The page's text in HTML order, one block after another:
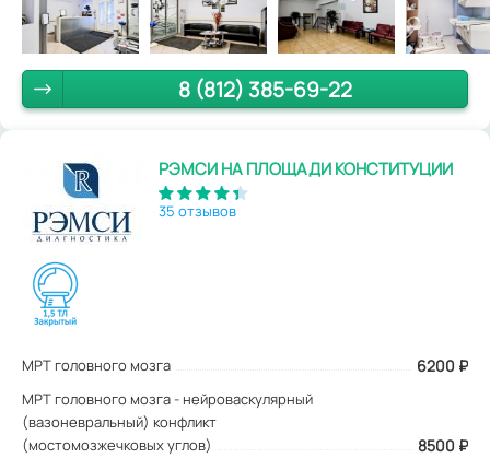
8 (812) 385-69-22
РЭМСИ НА ПЛОЩАДИ КОНСТИТУЦИИ
35 отзывов
МРТ головного мозга 6200 ₽
МРТ головного мозга - нейроваскулярный
(вазоневральный) конфликт
(мостомозжечковых углов)
8500 ₽